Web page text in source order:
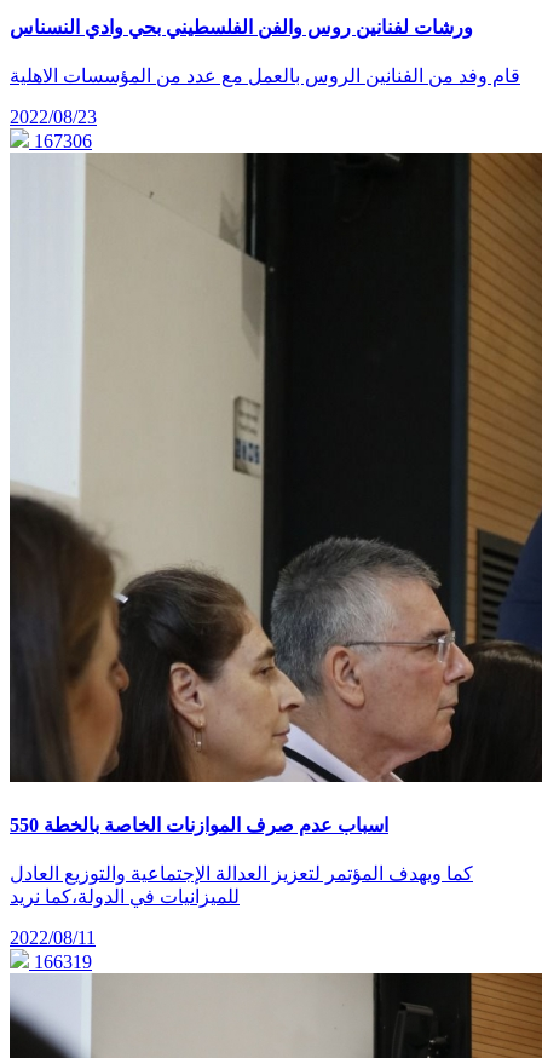
ورشات لفنانين روس والفن الفلسطيني بحي وادي النسناس
قام وفد من الفنانين الروس بالعمل مع عدد من المؤسسات الاهلية
2022/08/23
167306
اسباب عدم صرف الموازنات الخاصة بالخطة 550
كما ويهدف المؤتمر لتعزيز العدالة الإجتماعية والتوزيع العادل
للميزانيات في الدولة،كما نريد
2022/08/11
166319